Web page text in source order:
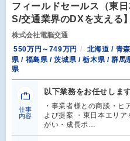
フィールドセールス（東
S/交通業界のDXを支える】
株式会社電脳交通
550万円～749万円
北海道 / 青
県 / 福島県 / 茨城県 / 栃木県 / 群馬
県
仕事
内容
以下業務をお任せします
・事業者様との商談・ヒ
よび提案 ・東日本エリ
がい・成長ポ…